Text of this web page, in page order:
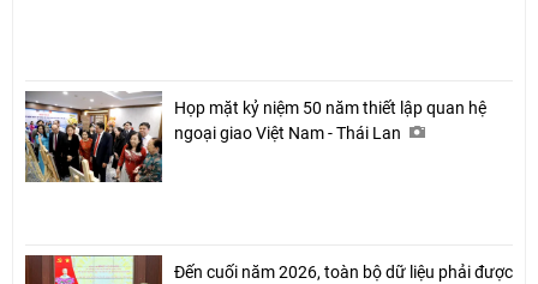
Họp mặt kỷ niệm 50 năm thiết lập quan hệ
ngoại giao Việt Nam - Thái Lan
Đến cuối năm 2026, toàn bộ dữ liệu phải được